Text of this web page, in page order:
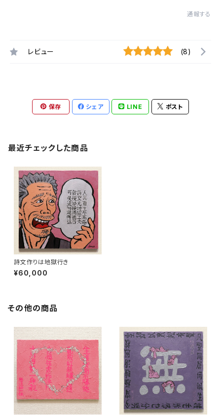
通報する
レビュー (8)
保存 シェア LINE ポスト
最近チェックした商品
詩文作りは地獄行き
¥60,000
その他の商品